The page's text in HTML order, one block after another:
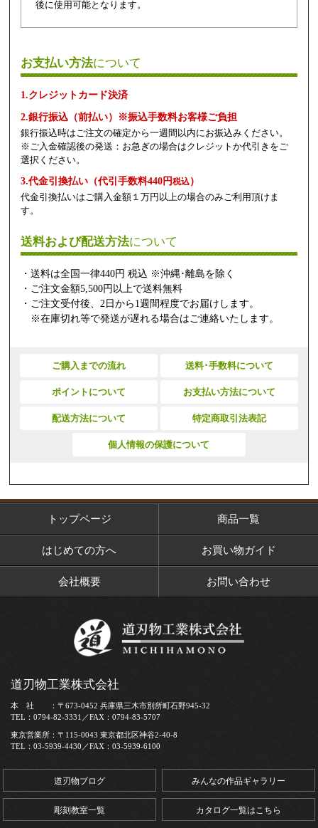
後に使用可能となります。
お支払い方法について
1.クレジットカード決済
2.銀行振込（前払い）※振込手数料お客様ご負担
銀行振込時はご注文の確定から一週間以内にお振込みください。
※ご入金確認後の発送：お急ぎの場合はクレジットか代引きをご
選択ください。
3.代金引換払い（代引手数料440円税込）
代金引換払いはご購入金額１万円以上の場合のみご利用頂けま
す。
送料および配送方法について
・送料は全国一律440円 税込 ※沖縄･離島を除く
・ご注文金額5,500円以上で送料無料
・ご注文受付後、2日から1週間程度でお届けします。
※在庫切れ等で発送が遅れる場合はご連絡いたします。
ご購入までの流れ 送料･手数料について
ポイントについて お支払い方法について
配送方法について 特定商取引法表記
個人情報の保護について
トップページ 商品一覧
はじめての方へ お買い物ガイド
会社概要 お問い合わせ
道刃物工業株式会社
本 社 ：〒673-0452 兵庫県三木市別所町石野945-32
TEL：0794-82-3331／FAX：0794-83-5707
東京営業所：〒115-0043 東京都北区神谷2-40-8
TEL：03-5939-4430／FAX：03-5939-6100
道刃物ブログ みんなの作品ギャラリー
彫刻教室一覧 カタログ一覧はこちら